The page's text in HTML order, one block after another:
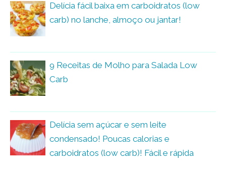
Delícia fácil baixa em carboidratos (low
carb) no lanche, almoço ou jantar!
9 Receitas de Molho para Salada Low
Carb
Delícia sem açúcar e sem leite
condensado! Poucas calorias e
carboidratos (low carb)! Fácil e rápida